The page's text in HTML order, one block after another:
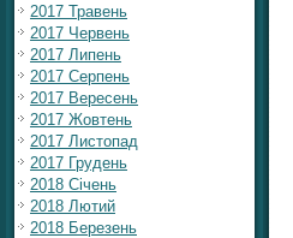
2017 Травень
2017 Червень
2017 Липень
2017 Серпень
2017 Вересень
2017 Жовтень
2017 Листопад
2017 Грудень
2018 Січень
2018 Лютий
2018 Березень